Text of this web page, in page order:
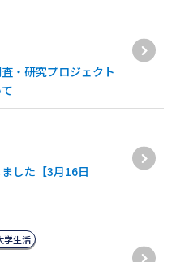
・研究プロジェクト
した【3月16日
学生活